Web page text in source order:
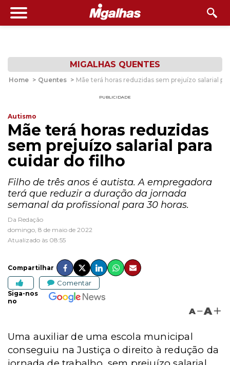
MIGALHAS QUENTES
Home > Quentes > Mãe terá horas reduzidas sem prejuízo salarial
PUBLICIDADE
Autismo
Mãe terá horas reduzidas
sem prejuízo salarial para
cuidar do filho
Filho de três anos é autista. A empregadora
terá que reduzir a duração da jornada
semanal da profissional para 30 horas.
Da Redação
domingo, 8 de maio de 2022
Atualizado às 08:55
Compartilhar
Comentar
Siga-nos
no
A A
Uma auxiliar de uma escola municipal
conseguiu na Justiça o direito à redução da